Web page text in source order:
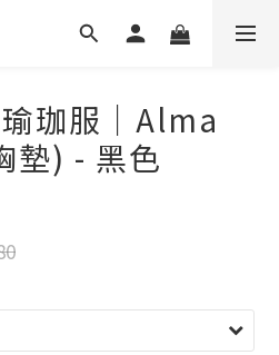
珈服｜Alma
墊) - 黑色